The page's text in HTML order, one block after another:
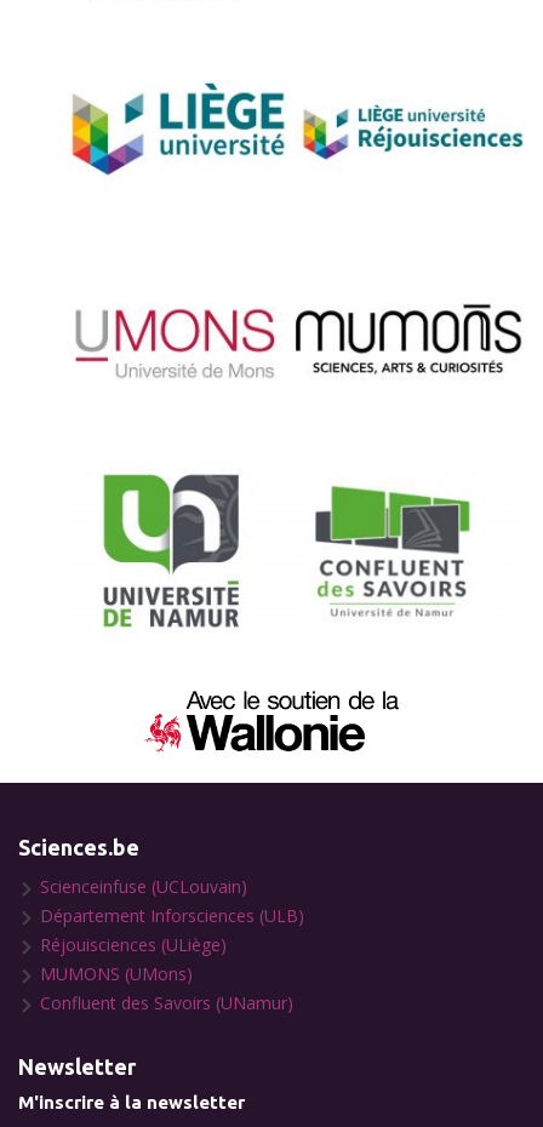
Sciences.be
Scienceinfuse (UCLouvain)
Département Inforsciences (ULB)
Réjouisciences (ULiège)
MUMONS (UMons)
Confluent des Savoirs (UNamur)
Newsletter
M'inscrire à la newsletter